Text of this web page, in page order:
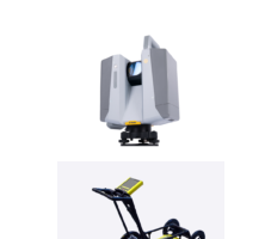
Trimble X12 三维扫